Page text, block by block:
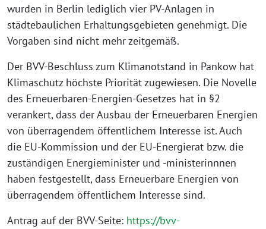
wurden in Berlin lediglich vier PV-Anlagen in
städtebaulichen Erhaltungsgebieten genehmigt. Die
Vorgaben sind nicht mehr zeitgemäß.
Der BVV-Beschluss zum Klimanotstand in Pankow hat
Klimaschutz höchste Priorität zugewiesen. Die Novelle
des Erneuerbaren-Energien-Gesetzes hat in §2
verankert, dass der Ausbau der Erneuerbaren Energien
von überragendem öffentlichem Interesse ist. Auch
die EU-Kommission und der EU-Energierat bzw. die
zuständigen Energieminister und -ministerinnnen
haben festgestellt, dass Erneuerbare Energien von
überragendem öffentlichem Interesse sind.
Antrag auf der BVV-Seite: https://bvv-